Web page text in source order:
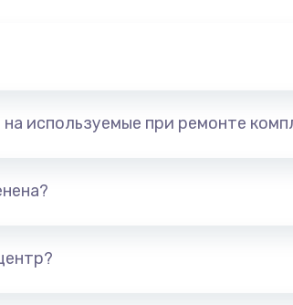
на используемые при ремонте